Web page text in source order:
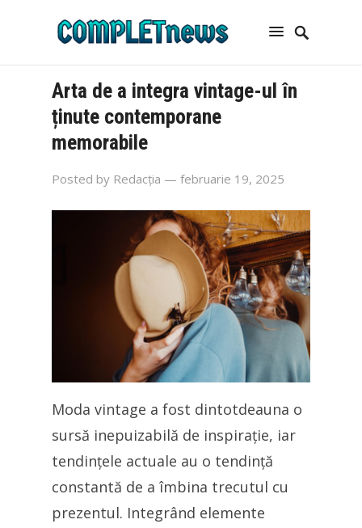
Arta de a integra vintage-ul în
ținute contemporane
memorabile
Posted by Redacția — februarie 19, 2025
Moda vintage a fost dintotdeauna o
sursă inepuizabilă de inspirație, iar
tendințele actuale au o tendință
constantă de a îmbina trecutul cu
prezentul. Integrând elemente